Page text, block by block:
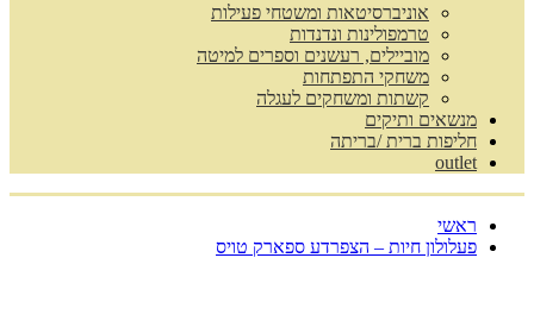
אוניברסיטאות ומשטחי פעילות
טרמפולינות ונדנדות
מוביילים, רעשנים וספרים למיטה
משחקי התפתחות
קשתות ומשחקים לעגלה
מנשאים ותיקים
חליפות ברית /בריתה
outlet
ראשי
פעלולון חיות – הצפרדע ספארק טויס